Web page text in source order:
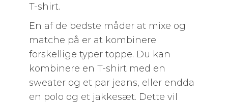
T-shirt.
En af de bedste måder at mixe og
matche på er at kombinere
forskellige typer toppe. Du kan
kombinere en T-shirt med en
sweater og et par jeans, eller endda
en polo og et jakkesæt. Dette vil